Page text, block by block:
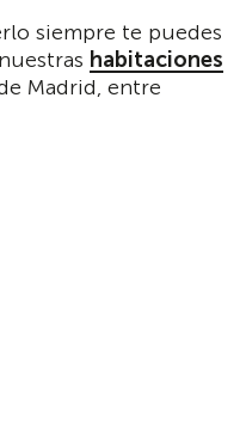
siempre te puedes
habitaciones
Madrid, entre